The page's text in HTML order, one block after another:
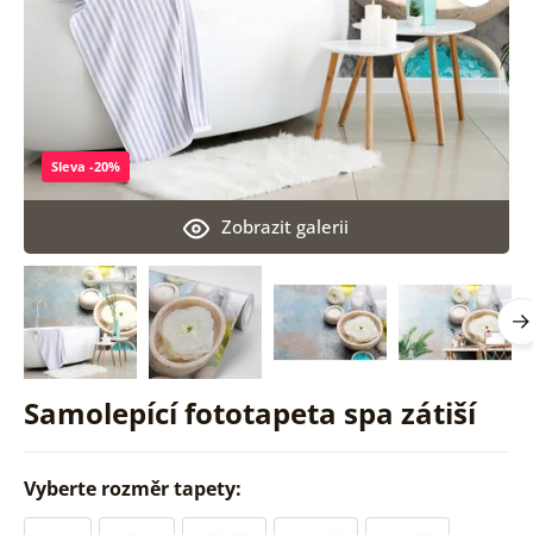
Samolepící fototapeta spa zátiší
Zobrazit galerii
Sleva -20%
Vyberte rozměr tapety: